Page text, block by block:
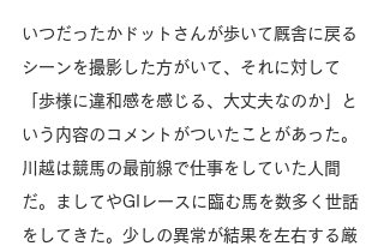
いつだったかドットさんが歩いて厩舎に戻る
シーンを撮影した方がいて、それに対して
「歩様に違和感を感じる、大丈夫なのか」と
いう内容のコメントがついたことがあった。
川越は競馬の最前線で仕事をしていた人間
だ。ましてやGIレースに臨む馬を数多く世話
をしてきた。少しの異常が結果を左右する厳